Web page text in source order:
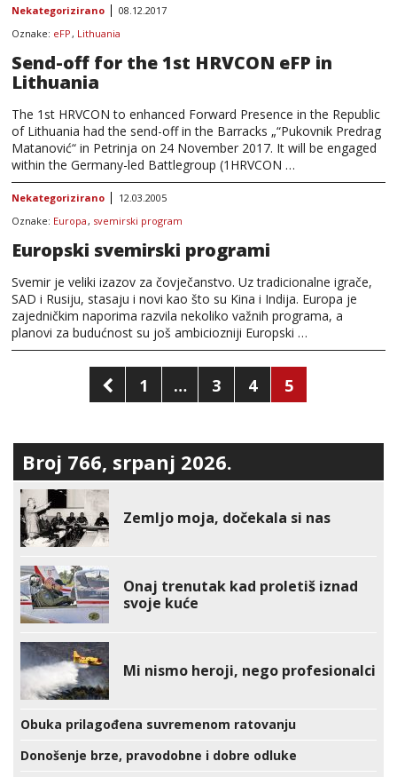
Nekategorizirano
08.12.2017
Oznake: eFP , Lithuania
Send-off for the 1st HRVCON eFP in
Lithuania
The 1st HRVCON to enhanced Forward Presence in the Republic
of Lithuania had the send-off in the Barracks „“Pukovnik Predrag
Matanović“ in Petrinja on 24 November 2017. It will be engaged
within the Germany-led Battlegroup (1HRVCON …
Nekategorizirano
12.03.2005
Oznake: Europa , svemirski program
Europski svemirski programi
Svemir je veliki izazov za čovječanstvo. Uz tradicionalne igrače,
SAD i Rusiju, stasaju i novi kao što su Kina i Indija. Europa je
zajedničkim naporima razvila nekoliko važnih programa, a
planovi za budućnost su još ambiciozniji Europski …
Brojevi
stranica
objava
1 … 3 4 5
Broj 766, srpanj 2026.
Zemljo moja, dočekala si nas
Onaj trenutak kad proletiš iznad
svoje kuće
Mi nismo heroji, nego profesionalci
Obuka prilagođena suvremenom ratovanju
Donošenje brze, pravodobne i dobre odluke